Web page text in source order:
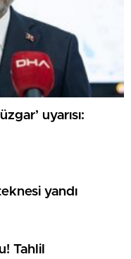
uyarısı:
yandı
Tahlil